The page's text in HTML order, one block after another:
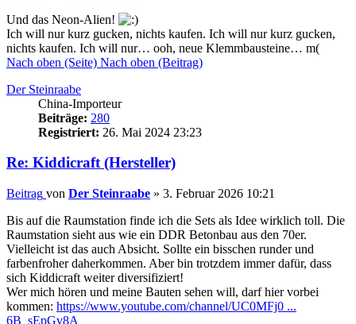
Und das Neon-Alien!
Ich will nur kurz gucken, nichts kaufen. Ich will nur kurz gucken,
nichts kaufen. Ich will nur… ooh, neue Klemmbausteine… m(
Nach oben (Seite) Nach oben (Beitrag)
Der Steinraabe
China-Importeur
Beiträge: 280
Registriert: 26. Mai 2024 23:23
Re: Kiddicraft (Hersteller)
Beitrag von Der Steinraabe » 3. Februar 2026 10:21
Bis auf die Raumstation finde ich die Sets als Idee wirklich toll. Die
Raumstation sieht aus wie ein DDR Betonbau aus den 70er.
Vielleicht ist das auch Absicht. Sollte ein bisschen runder und
farbenfroher daherkommen. Aber bin trotzdem immer dafür, dass
sich Kiddicraft weiter diversifiziert!
Wer mich hören und meine Bauten sehen will, darf hier vorbei
kommen: https://www.youtube.com/channel/UC0MFj0 ...
6B_sEpGv8A